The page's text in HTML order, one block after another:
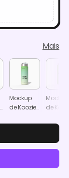
Mais
Mockup
de Koozie
alta
Mockup
de
alta